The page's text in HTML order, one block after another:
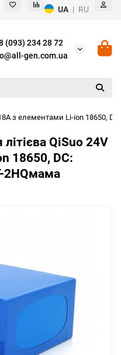
UA | RU
(093) 234 28 72
gen.com.ua
з елементами Li-ion 18650,
QiSuo 24V
18650, DC:
2HQмама